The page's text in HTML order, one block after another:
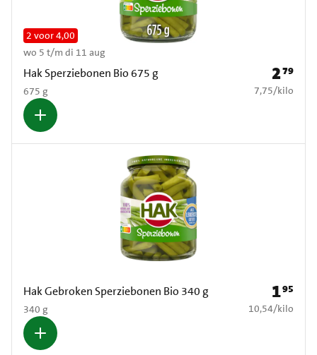
Hak Sperziebonen Bio 675 g
675 g
2 voor 4,00
wo 5 t/m di 11 aug
Prijs: €
279
€ 7,75 per kilo
7,75/kilo
Hak Gebroken Sperziebonen Bio 340 g
340 g
Prijs: €
195
€ 10,54 per kilo
10,54/kilo